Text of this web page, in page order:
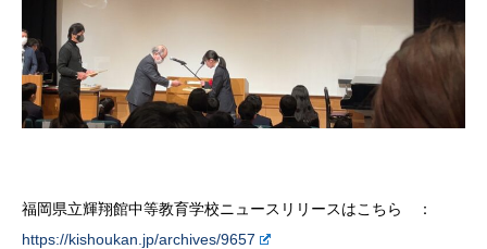
福岡県立輝翔館中等教育学校ニュースリリースはこちら ：
https://kishoukan.jp/archives/9657